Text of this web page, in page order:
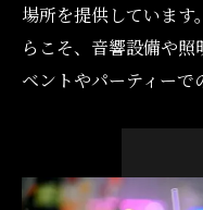
場所を提供しています
らこそ、音響設備や
ベントやパーティーで